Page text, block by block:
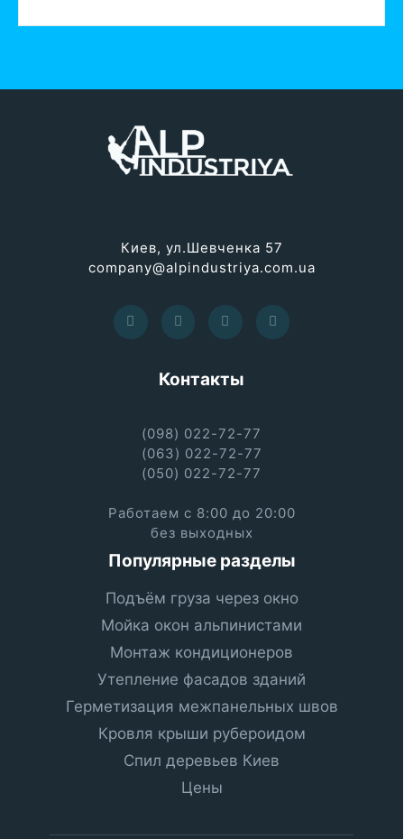
Киев, ул.Шевченка 57
company@alpindustriya.com.ua
Контакты
(098) 022-72-77
(063) 022-72-77
(050) 022-72-77
Работаем с 8:00 до 20:00
без выходных
Популярные разделы
Подъём груза через окно
Мойка окон альпинистами
Монтаж кондиционеров
Утепление фасадов зданий
Герметизация межпанельных швов
Кровля крыши рубероидом
Спил деревьев Киев
Цены